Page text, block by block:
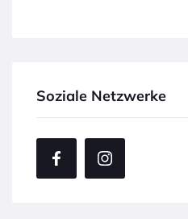
Soziale Netzwerke